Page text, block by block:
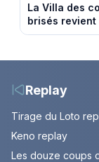
La Villa des
brisés revient
voici les
Replay
Tirage du Loto
Keno replay
Les douze coups